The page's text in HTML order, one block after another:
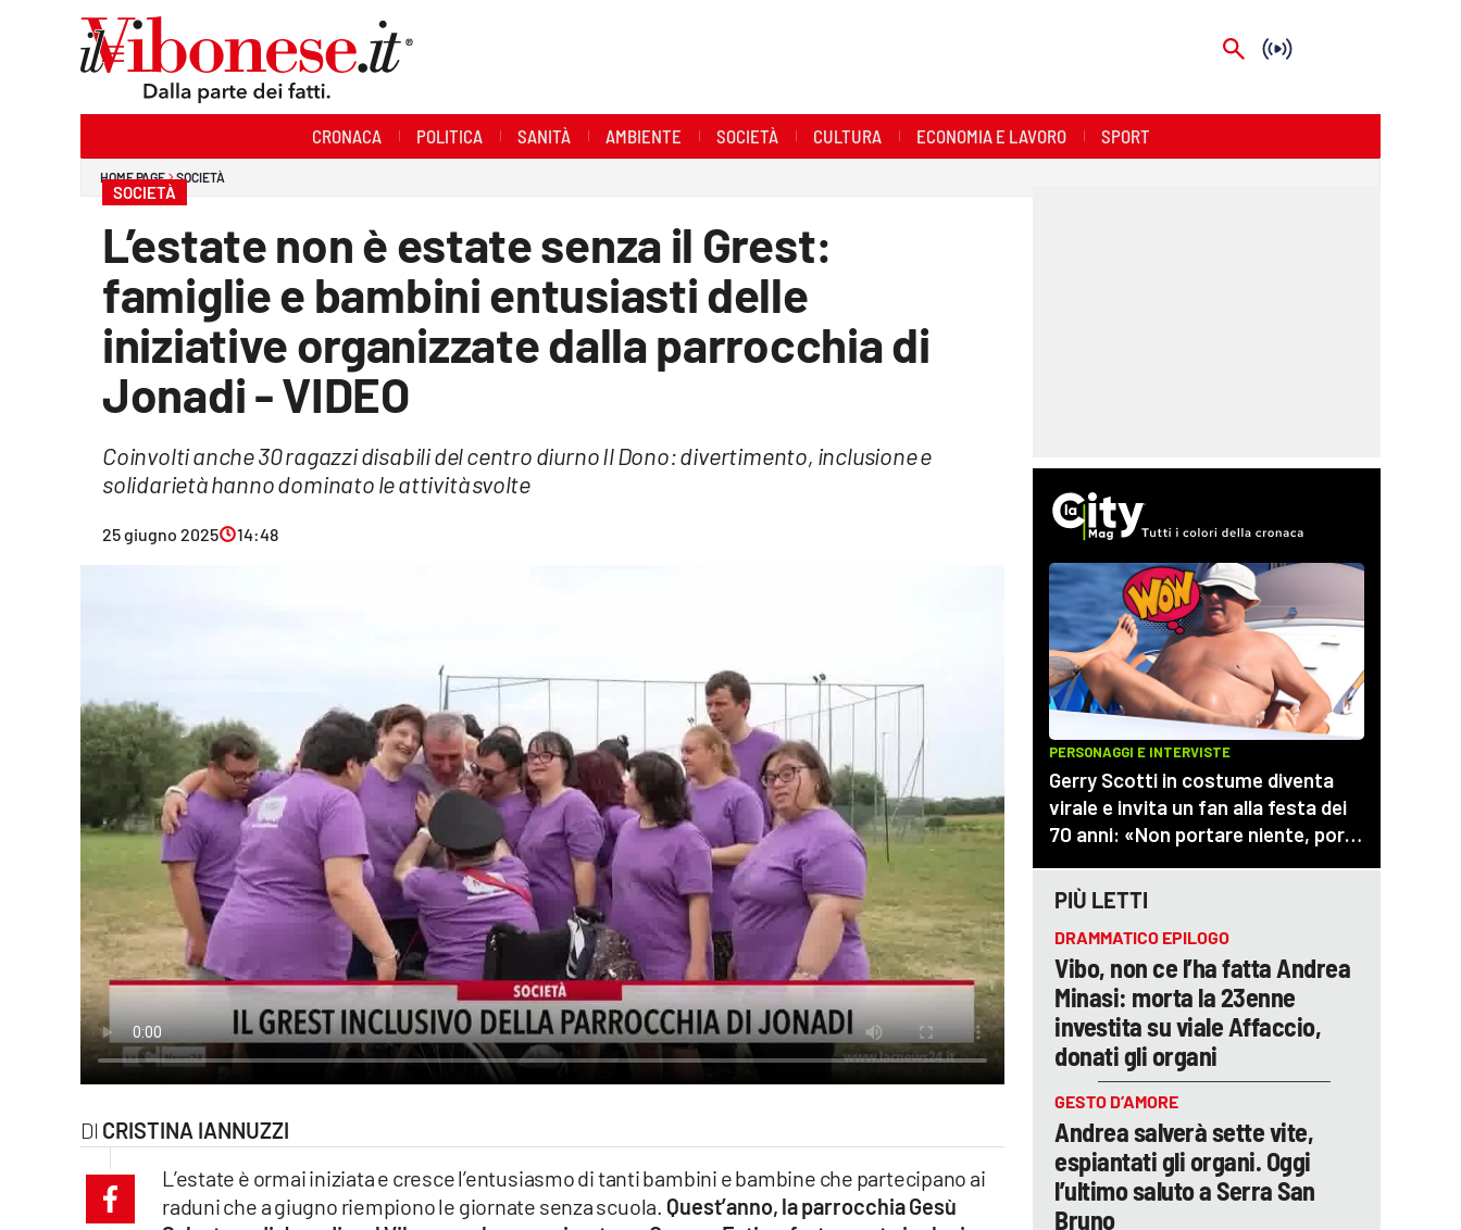
Economia e Lavoro
Lac Network
lacitymag.it
CRONACA POLITICA SANITÀ AMBIENTE SOCIETÀ CULTURA ECONOMIA E LAVORO SPORT
HOME PAGE SOCIETÀ
SOCIETÀ
L’estate non è estate senza il Grest:
famiglie e bambini entusiasti delle
iniziative organizzate dalla parrocchia di
Jonadi - VIDEO
Coinvolti anche 30 ragazzi disabili del centro diurno Il Dono: divertimento, inclusione e
solidarietà hanno dominato le attività svolte
25 giugno 2025 14:48
CRISTINA IANNUZZI
L’estate è ormai iniziata e cresce l’entusiasmo di tanti bambini e bambine che partecipano ai
raduni che a giugno riempiono le giornate senza scuola. Quest’anno, la parrocchia Gesù
PIÙ LETTI
DRAMMATICO EPILOGO
Vibo, non ce l’ha fatta Andrea
Minasi: morta la 23enne
investita su viale Affaccio,
donati gli organi
GESTO D’AMORE
Andrea salverà sette vite,
espiantati gli organi. Oggi
l’ultimo saluto a Serra San
Bruno